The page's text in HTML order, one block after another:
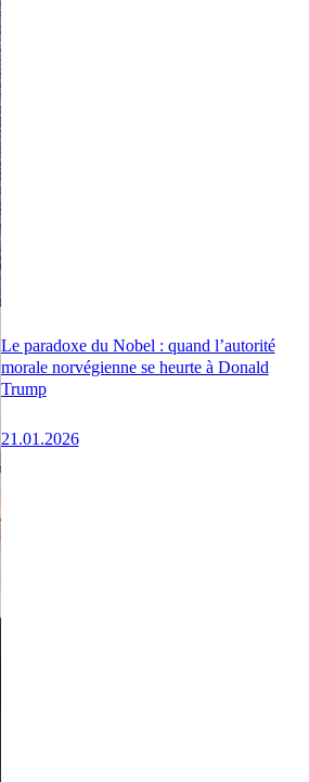
Le paradoxe du Nobel : quand l’autorité
morale norvégienne se heurte à Donald
Trump
21.01.2026